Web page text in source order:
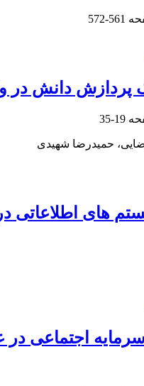
561-572
پردازش دانش در
19-35
حمیدرضا شهیدی
های اطلاعاتی
اجتماعی در